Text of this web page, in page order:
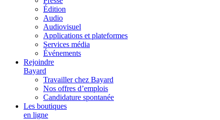
Édition
Audio
Audiovisuel
Applications et plateformes
Services média
Événements
Rejoindre
Bayard
Travailler chez Bayard
Nos offres d’emplois
Candidature spontanée
Les boutiques
en ligne